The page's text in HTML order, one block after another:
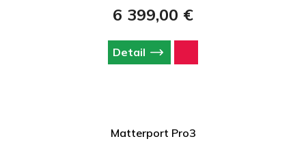
údaje a efektívnu prácu.
6 399,00 €
Detail
Matterport Pro3